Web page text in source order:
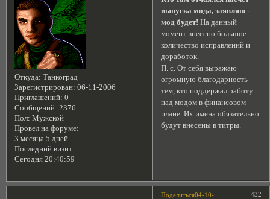
Откуда: Танкоград
Зарегистрирован: 06-11-2006
Приглашений: 0
Сообщений: 2376
Пол: Мужской
Провел на форуме:
3 месяца 5 дней
Последний визит:
Сегодня 20:40:59
выпуска мода, заявляю -
мод будет! На данный
момент внесено большое
количество исправлений и
доработок.
П. с. От себя выражаю
огромную благодарность
тем, кто поддержал работу
над модом в финансовом
плане. Их имена обязательно
будут внесены в титры.
Поделиться 432
04-10-